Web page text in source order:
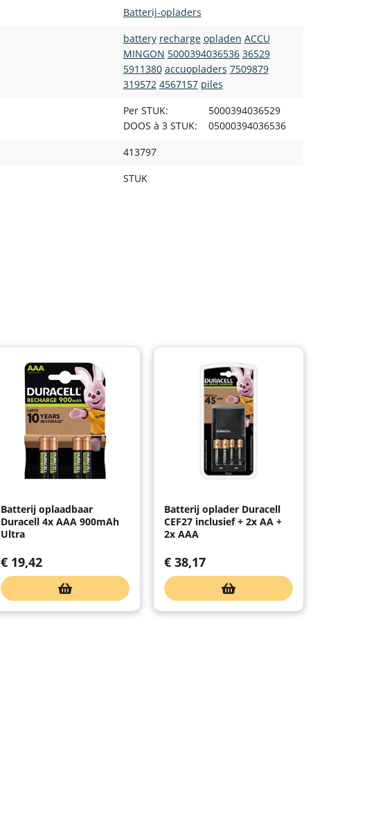
Batterij-opladers
battery recharge opladen ACCU
MINGON 5000394036536 36529
5911380 accuopladers 7509879
319572 4567157 piles
Per STUK:
5000394036529
DOOS à 3 STUK:
05000394036536
413797
STUK
Batterij oplaadbaar
Duracell 4x AAA 900mAh
Ultra
€ 19,42
Batterij oplader Duracell
CEF27 inclusief + 2x AA +
2x AAA
€ 38,17